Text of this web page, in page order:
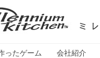
ったゲーム 会社紹介